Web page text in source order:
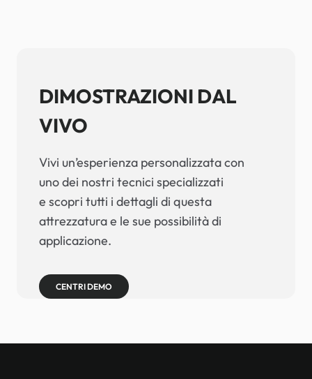
DIMOSTRAZIONI DAL
VIVO
Vivi un’esperienza personalizzata con
uno dei nostri tecnici specializzati
e scopri tutti i dettagli di questa
attrezzatura e le sue possibilità di
applicazione.
CENTRI DEMO